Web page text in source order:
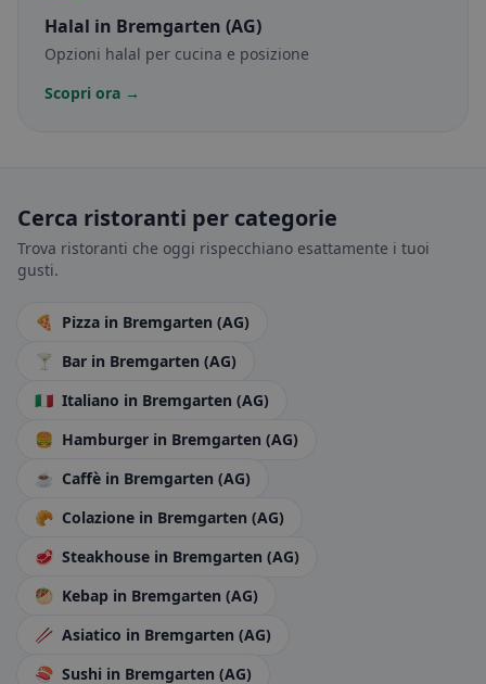
Halal in Bremgarten (AG)
Opzioni halal per cucina e posizione
Scopri ora →
Cerca ristoranti per categorie
Trova ristoranti che oggi rispecchiano esattamente i tuoi
gusti.
🍕 Pizza in Bremgarten (AG)
🍸 Bar in Bremgarten (AG)
🇮🇹 Italiano in Bremgarten (AG)
🍔 Hamburger in Bremgarten (AG)
☕ Caffè in Bremgarten (AG)
🥐 Colazione in Bremgarten (AG)
🥩 Steakhouse in Bremgarten (AG)
🥙 Kebap in Bremgarten (AG)
🥢 Asiatico in Bremgarten (AG)
🍣 Sushi in Bremgarten (AG)